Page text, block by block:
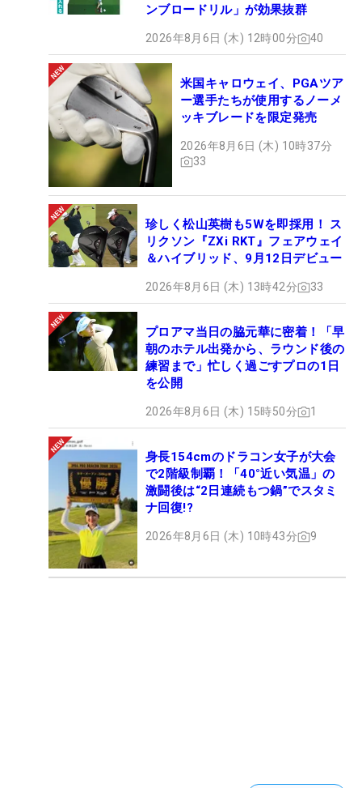
ンブロードリル」が効果抜群
2026年8月6日 (木) 12時00分 40
米国キャロウェイ、PGAツア
ー選手たちが使用するノーメ
ッキブレードを限定発売
2026年8月6日 (木) 10時37分
33
珍しく松山英樹も5Wを即採用！ ス
リクソン『ZXi RKT』フェアウェイ
＆ハイブリッド、9月12日デビュー
2026年8月6日 (木) 13時42分 33
プロアマ当日の脇元華に密着！「早
朝のホテル出発から、ラウンド後の
練習まで」忙しく過ごすプロの1日
を公開
2026年8月6日 (木) 15時50分 1
身長154cmのドラコン女子が大会
で2階級制覇！「40°近い気温」の
激闘後は“2日連続もつ鍋”でスタミ
ナ回復!?
2026年8月6日 (木) 10時43分 9